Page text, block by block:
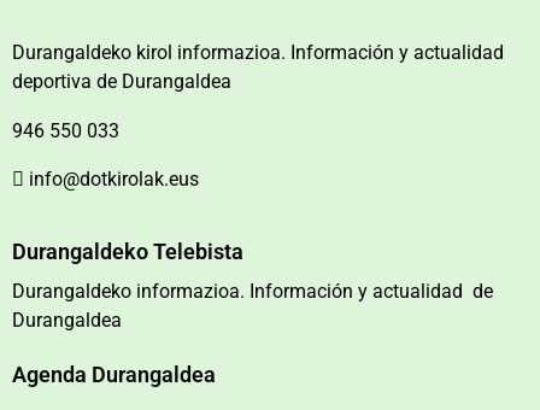
Durangaldeko kirol informazioa. Información y actualidad
deportiva de Durangaldea
946 550 033
info@dotkirolak.eus
Durangaldeko Telebista
Durangaldeko informazioa. Información y actualidad de
Durangaldea
Agenda Durangaldea